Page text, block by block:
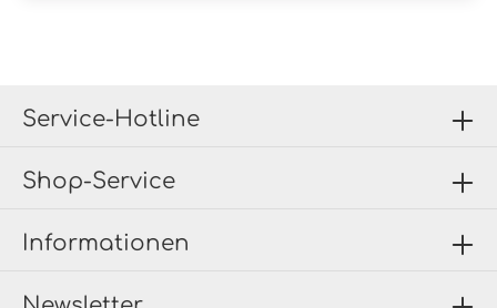
Service-Hotline
Shop-Service
Informationen